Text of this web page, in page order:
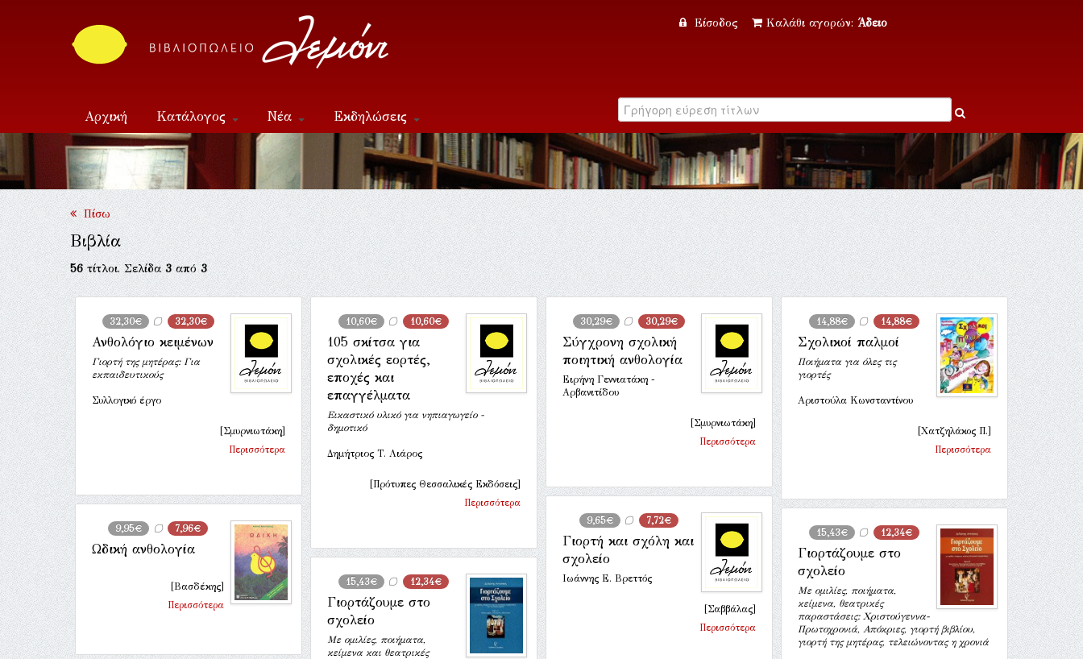
Είσοδος Καλάθι αγορών: Άδειο
Αρχική Κατάλογος Νέα Εκδηλώσεις
Επικοινωνία
Πίσω
Βιβλία
56τίτλοι. Σελίδα3από3
32,30€ 32,30€
Ανθολόγιο κειμένων
Γιορτή της μητέρας: Για
εκπαιδευτικούς
Συλλογικό έργο
[Σμυρνιωτάκη]
Περισσότερα
10,60€ 10,60€
105 σκίτσα για
σχολικές εορτές,
εποχές και
επαγγέλματα
Εικαστικό υλικό για νηπιαγωγείο -
δημοτικό
Δημήτριος Τ. Λιάρος
[Πρότυπες Θεσσαλικές Εκδόσεις]
Περισσότερα
30,29€ 30,29€
Σύγχρονη σχολική
ποιητική ανθολογία
Ειρήνη Γεννιατάκη -
Αρβανιτίδου
[Σμυρνιωτάκη]
Περισσότερα
14,88€ 14,88€
Σχολικοί παλμοί
Ποιήματα για όλες τις
γιορτές
Αριστούλα Κωνσταντίνου
[Χατζηλάκος Π.]
Περισσότερα
9,65€ 7,72€
Γιορτή και σχόλη και
σχολείο
Ιωάννης Ε. Βρεττός
[Σαββάλας]
Περισσότερα
9,95€ 7,96€
Ωδική ανθολογία
[Βασδέκης]
Περισσότερα
15,43€ 12,34€
Γιορτάζουμε στο
σχολείο
Με ομιλίες, ποιήματα,
κείμενα, θεατρικές
παραστάσεις: Χριστούγεννα-
Πρωτοχρονιά, Απόκριες, γιορτή βιβλίου,
γιορτή της μητέρας, τελειώνοντας η χρονιά
15,43€ 12,34€
Γιορτάζουμε στο
σχολείο
Με ομιλίες, ποιήματα,
κείμενα και θεατρικές